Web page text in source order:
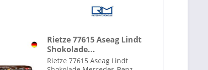
Rietze 77615 Aseag Lindt
Shokolade...
Rietze 77615 Aseag Lindt